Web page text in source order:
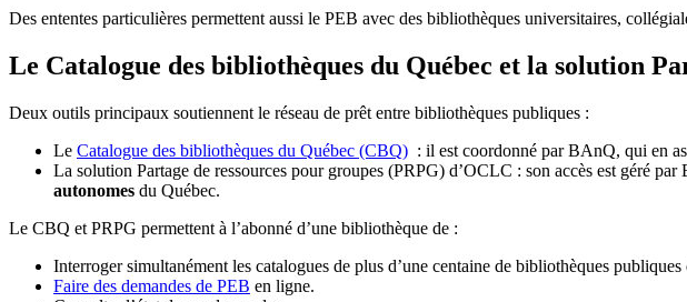
Des ententes particulières permettent aussi le PEB avec des bibliothèques universitaires,
Le Catalogue des bibliothèques du Québec et la solution
Deux outils principaux soutiennent le réseau de prêt entre bibliothèques publiques :
Le Catalogue des bibliothèques du Québec (CBQ) : il est coordonné par BAnQ, qui en
La solution Partage de ressources pour groupes (PRPG) d’OCLC : son accès est géré
autonomes du Québec.
Le CBQ et PRPG permettent à l’abonné d’une bibliothèque de :
Interroger simultanément les catalogues de plus d’une centaine de bibliothèques
Faire des demandes de PEB en ligne.